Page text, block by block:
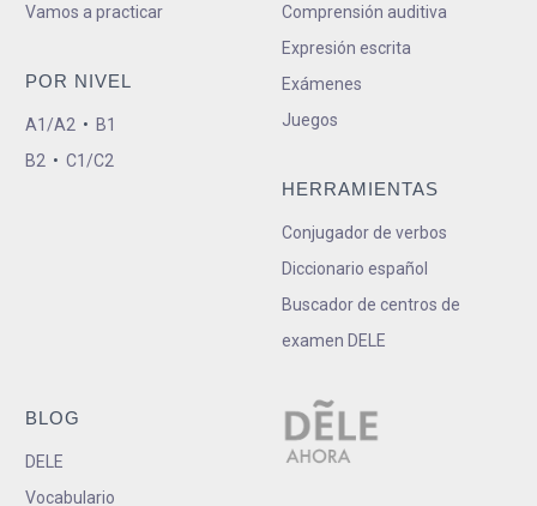
Vamos a practicar
POR NIVEL
A1/A2 • B1
B2 • C1/C2
Comprensión auditiva
Expresión escrita
Exámenes
Juegos
HERRAMIENTAS
Conjugador de verbos
Diccionario español
Buscador de centros de
examen DELE
BLOG
DELE
Vocabulario